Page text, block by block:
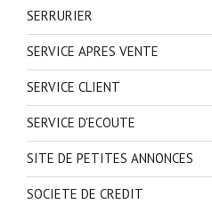
SERRURIER
SERVICE APRES VENTE
SERVICE CLIENT
SERVICE D'ECOUTE
SITE DE PETITES ANNONCES
SOCIETE DE CREDIT